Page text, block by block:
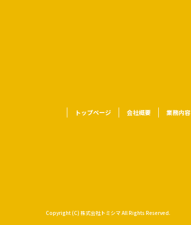
トップページ 会社概要 業務内容
Copyright (C) 株式会社トミシマ All Rights Reserved.